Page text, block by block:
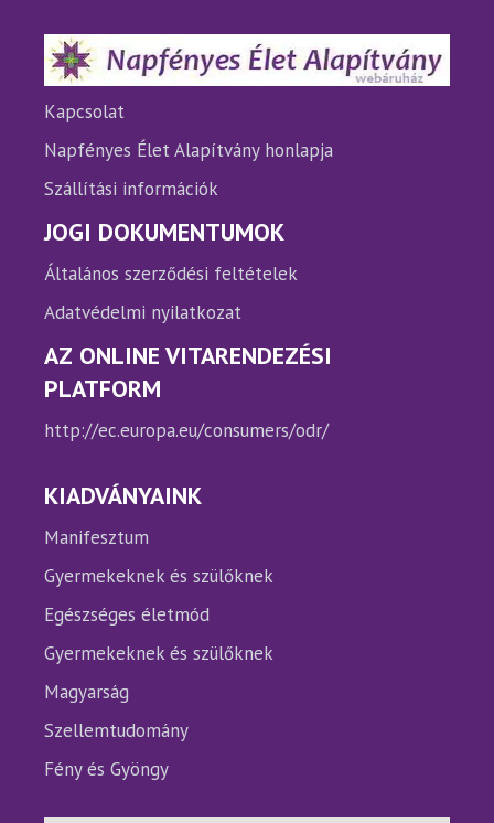
termékoldalon
választhatók
ki
ki
Kapcsolat
Napfényes Élet Alapítvány honlapja
Szállítási információk
JOGI DOKUMENTUMOK
Általános szerződési feltételek
Adatvédelmi nyilatkozat
AZ ONLINE VITARENDEZÉSI
PLATFORM
http://ec.europa.eu/consumers/odr/
KIADVÁNYAINK
Manifesztum
Gyermekeknek és szülőknek
Egészséges életmód
Gyermekeknek és szülőknek
Magyarság
Szellemtudomány
Fény és Gyöngy